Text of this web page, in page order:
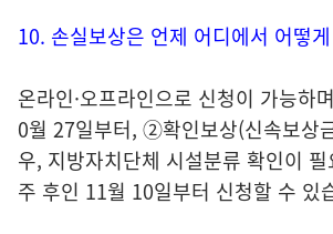
10. 손실보상은 언제 어디에서 어떻
온라인·오프라인으로 신청이 가능
0월 27일부터, ②확인보상(신속보상
우, 지방자치단체 시설분류 확인이
주 후인 11월 10일부터 신청할 수 있